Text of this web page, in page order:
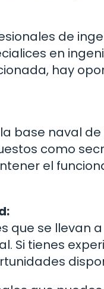
de
en
hay
base naval
como
el
que se llevan
Si tienes